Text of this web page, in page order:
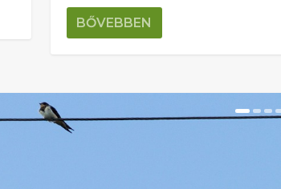
BŐVEBBEN